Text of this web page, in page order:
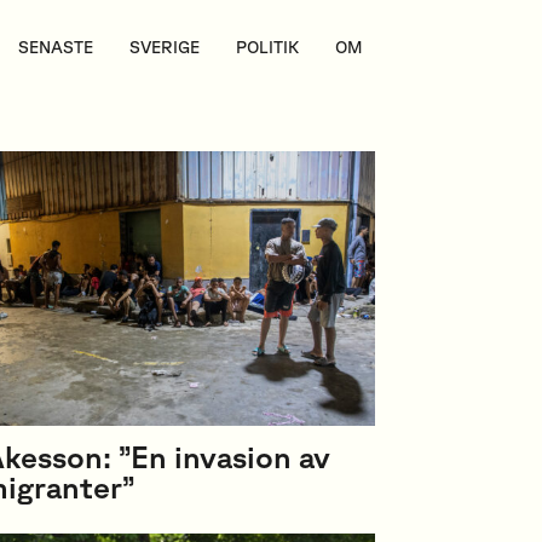
SENASTE SVERIGE POLITIK OM
”En invasion av